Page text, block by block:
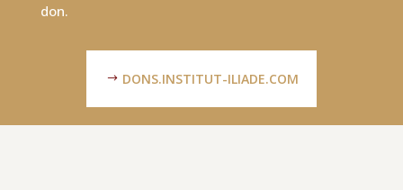
don.
DONS.INSTITUT-ILIADE.COM